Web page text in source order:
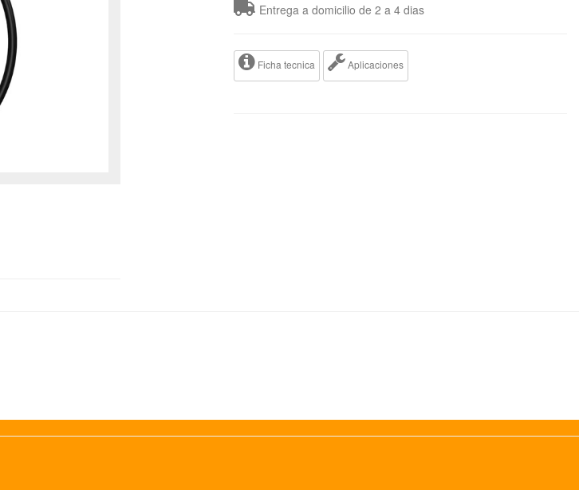
Entrega a domicilio de 2 a 4 dias
Ficha tecnica Aplicaciones